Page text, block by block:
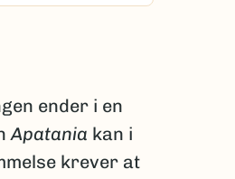
ender i en
Apatania kan i
krever at